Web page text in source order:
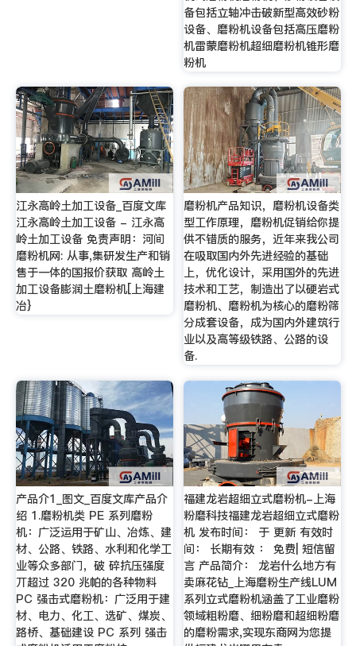
备包括立轴冲击破新型高效砂粉
设备、磨粉机设备包括高压磨粉
机雷蒙磨粉机超细磨粉机锥形磨
粉机
江永高岭土加工设备_百度文库
江永高岭土加工设备 - 江永高
岭土加工设备 免责声明：河间
磨粉机网: 从事,集研发生产和销
售于一体的国报价获取 高岭土
加工设备膨润土磨粉机[上海建
冶}
磨粉机产品知识，磨粉机设备类
型工作原理，磨粉机促销给你提
供不错质的服务，近年来我公司
在吸取国内外先进经验的基础
上，优化设计，采用国外的先进
技术和工艺，制造出了以硬岩式
磨粉机、磨粉机为核心的磨粉筛
分成套设备，成为国内外建筑行
业以及高等级铁路、公路的设
备.
产品介1_图文_百度文库产品介
绍 1.磨粉机类 PE 系列磨粉
机：广泛运用于矿山、冶炼、建
材、公路、铁路、水利和化学工
业等众多部门，破 碎抗压强度
丌超过 320 兆帕的各种物料
PC 强击式磨粉机：广泛用于建
材、电力、化工、选矿、煤炭、
路桥、基础建设 PC 系列 强击
福建龙岩超细立式磨粉机-上海
粉磨科技福建龙岩超细立式磨粉
机 发布时间： 于 更新 有效时
间： 长期有效 ： 免费| 短信留
言 产品简介： 龙岩什么地方有
卖麻花钻_上海磨粉生产线LUM
系列立式磨粉机涵盖了工业磨粉
领域粗粉磨、细粉磨和超细粉磨
的磨粉需求,实现东商网为您提